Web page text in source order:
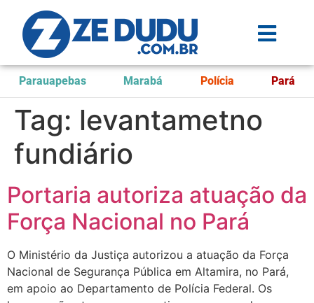
Parauapebas Marabá Polícia Pará
Tag: levantametno
fundiário
Portaria autoriza atuação da
Força Nacional no Pará
O Ministério da Justiça autorizou a atuação da Força
Nacional de Segurança Pública em Altamira, no Pará,
em apoio ao Departamento de Polícia Federal. Os